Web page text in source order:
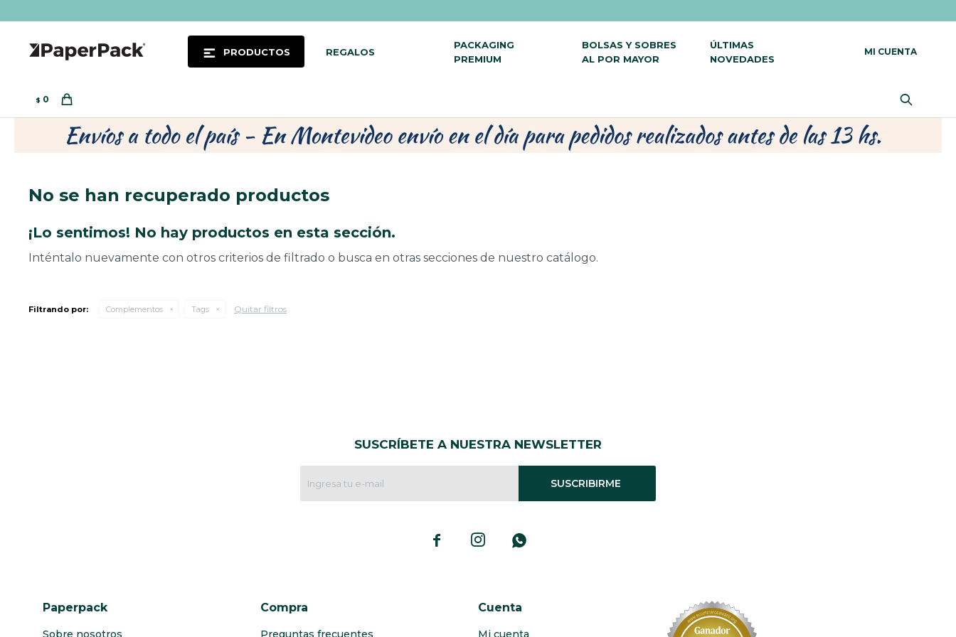
PRODUCTOS REGALOS
PACKAGING
PREMIUM
BOLSAS Y SOBRES
AL POR MAYOR
ÚLTIMAS
NOVEDADES
$ 0
No se han recuperado productos
¡Lo sentimos! No hay productos en esta sección.
Inténtalo nuevamente con otros criterios de filtrado o busca en otras secciones de nuestro catálogo.
Filtrando por: Complementos Tags Quitar filtros
SUSCRÍBETE A NUESTRA NEWSLETTER
SUSCRIBIRME
  
Paperpack
Sobre nosotros
Compra
Preguntas frecuentes
Cuenta
Mi cuenta